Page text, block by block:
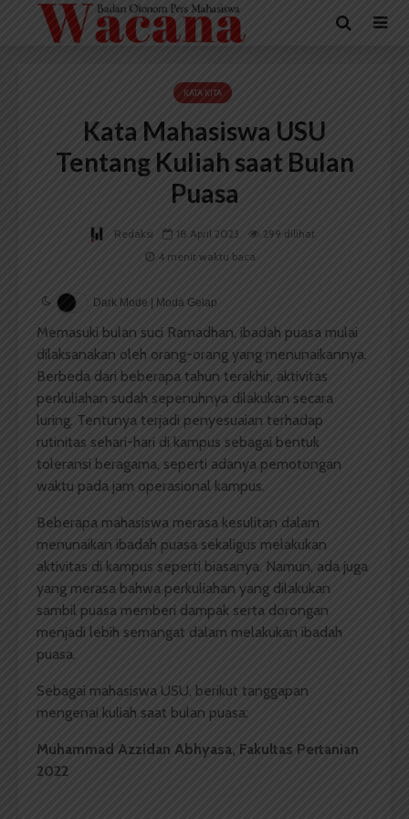
KATA KITA
Kata Mahasiswa USU
Tentang Kuliah saat Bulan
Puasa
Redaksi 18 April 2023
299 dilihat
4 menit waktu baca
Dark Mode | Moda Gelap
Memasuki bulan suci Ramadhan, ibadah puasa mulai
dilaksanakan oleh orang-orang yang menunaikannya.
Berbeda dari beberapa tahun terakhir, aktivitas
perkuliahan sudah sepenuhnya dilakukan secara
luring. Tentunya terjadi penyesuaian terhadap
rutinitas sehari-hari di kampus sebagai bentuk
toleransi beragama, seperti adanya pemotongan
waktu pada jam operasional kampus.
Beberapa mahasiswa merasa kesulitan dalam
menunaikan ibadah puasa sekaligus melakukan
aktivitas di kampus seperti biasanya. Namun, ada juga
yang merasa bahwa perkuliahan yang dilakukan
sambil puasa memberi dampak serta dorongan
menjadi lebih semangat dalam melakukan ibadah
puasa.
Sebagai mahasiswa USU, berikut tanggapan
mengenai kuliah saat bulan puasa:
Muhammad Azzidan Abhyasa, Fakultas Pertanian
2022